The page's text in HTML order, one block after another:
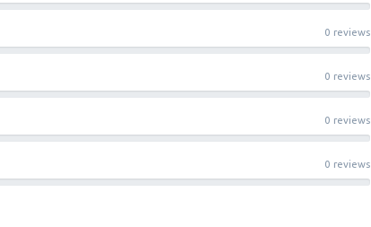
0 reviews
0 reviews
0 reviews
0 reviews